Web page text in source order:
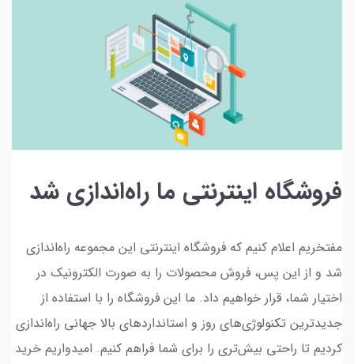
فروشگاه اینترنتی ما راه‌اندازی شد
مفتخریم اعلام کنیم که فروشگاه اینترنتی این مجموعه راه‌اندازی
شد و از این پس، فروش محصولات را به صورت الکترونیک در
اختیار شما، قرار خواهیم داد. ما این فروشگاه را با استفاده از
جدیدترین تکنولوژی‌های روز و استانداردهای بالا جهانی راه‌اندازی
کردیم تا راحتی بیش‌تری را برای شما فراهم کنیم. امیدواریم خرید